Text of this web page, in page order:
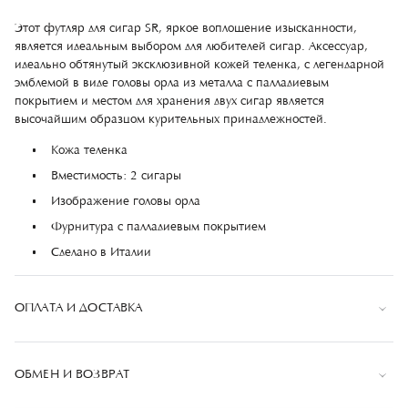
Этот футляр для сигар SR, яркое воплощение изысканности,
является идеальным выбором для любителей сигар. Аксессуар,
идеально обтянутый эксклюзивной кожей теленка, с легендарной
эмблемой в виде головы орла из металла с палладиевым
покрытием и местом для хранения двух сигар является
высочайшим образцом курительных принадлежностей.
Кожа теленка
Вместимость: 2 сигары
Изображение головы орла
Фурнитура с палладиевым покрытием
Сделано в Италии
ОПЛАТА И ДОСТАВКА
Оплата
ОБМЕН И ВОЗВРАТ